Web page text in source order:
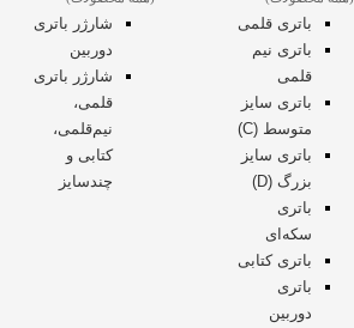
باتری قلمی
باتری نیم
قلمی
باتری سایز
متوسط (C)
باتری سایز
بزرگ (D)
باتری
سکه‌ای
باتری کتابی
باتری
دوربین
شارژر باتری
دوربین
شارژر باتری
قلمی،
نیم‌قلمی،
کتابی و
چندسایز